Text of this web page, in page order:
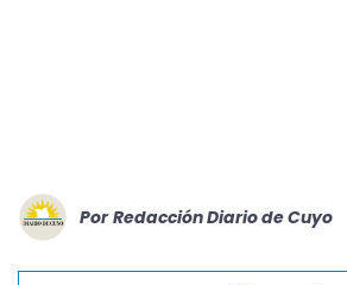
Por Redacción Diario de Cuyo